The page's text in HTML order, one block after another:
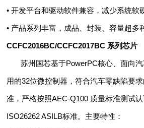
• 开发平台和驱动软件兼容，减少系统软
• 产品系列丰富，成品、封装、容量超多
CCFC2016BC/CCFC2017BC 系列芯片
苏州国芯基于PowerPC核心、面向汽
用的32位微控制器，符合汽车零缺陷要
准，严格按照AEC-Q100 质量标准测试
ISO26262 ASILB标准。主要特性：